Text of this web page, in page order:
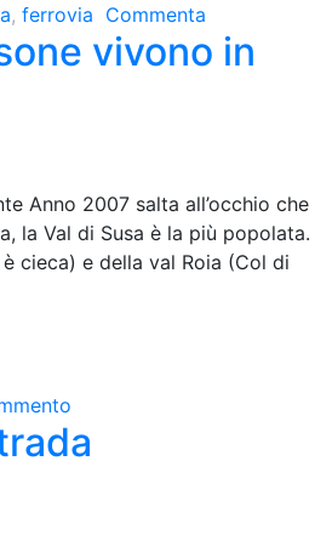
, ferrovia Commenta
vivono in
Anno 2007 salta all’occhio che
la Val di Susa è la più popolata.
cieca) e della val Roia (Col di